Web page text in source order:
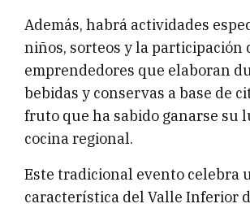
Además, habrá actividades
niños, sorteos y la participación
emprendedores que elaboran
bebidas y conservas a base de
fruto que ha sabido ganarse su
cocina regional.
Este tradicional evento celebra
característica del Valle Inferior